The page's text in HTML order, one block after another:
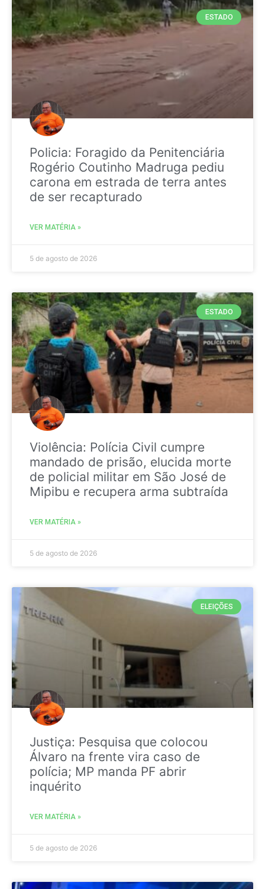
ESTADO
Policia: Foragido da Penitenciária
Rogério Coutinho Madruga pediu
carona em estrada de terra antes
de ser recapturado
VER MATÉRIA »
5 de agosto de 2026
ESTADO
Violência: Polícia Civil cumpre
mandado de prisão, elucida morte
de policial militar em São José de
Mipibu e recupera arma subtraída
VER MATÉRIA »
5 de agosto de 2026
ELEIÇÕES
Justiça: Pesquisa que colocou
Álvaro na frente vira caso de
polícia; MP manda PF abrir
inquérito
VER MATÉRIA »
5 de agosto de 2026